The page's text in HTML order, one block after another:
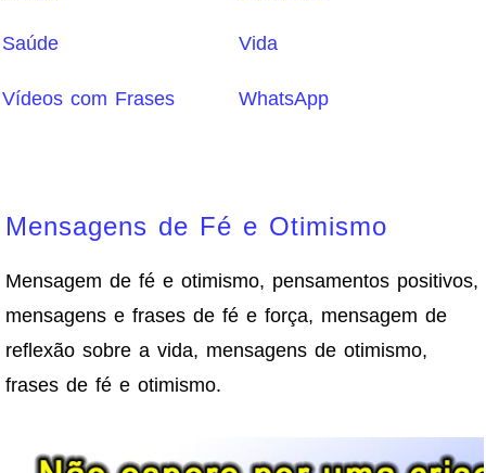
Saúde Vida
Vídeos com Frases WhatsApp
Mensagens de Fé e Otimismo
Mensagem de fé e otimismo, pensamentos positivos,
mensagens e frases de fé e força, mensagem de
reflexão sobre a vida, mensagens de otimismo,
frases de fé e otimismo.